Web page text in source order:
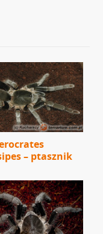
– ptasznik